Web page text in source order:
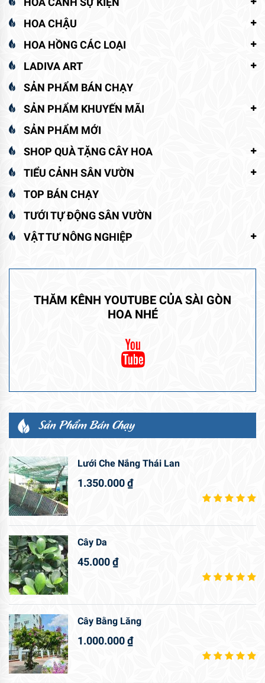
HOA CHẬU
HOA HỒNG CÁC LOẠI
LADIVA ART
SẢN PHẨM BÁN CHẠY
SẢN PHẨM KHUYẾN MÃI
SẢN PHẨM MỚI
SHOP QUÀ TẶNG CÂY HOA
TIỂU CẢNH SÂN VƯỜN
TOP BÁN CHẠY
TƯỚI TỰ ĐỘNG SÂN VƯỜN
VẬT TƯ NÔNG NGHIỆP
THĂM KÊNH YOUTUBE CỦA SÀI GÒN
HOA NHÉ
Sản Phẩm Bán Chạy
Lưới Che Nắng Thái Lan
1.350.000₫
Cây Da
45.000₫
Cây Bằng Lăng
1.000.000₫